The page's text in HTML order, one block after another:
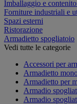
Imballaggio e
Forniture industriali e
Spazi esterni
Ristorazione
Armadietto spogliatoio
Vedi tutte le categorie
Accessori per
Armadietto
Armadietto per
Armadio
Armadio